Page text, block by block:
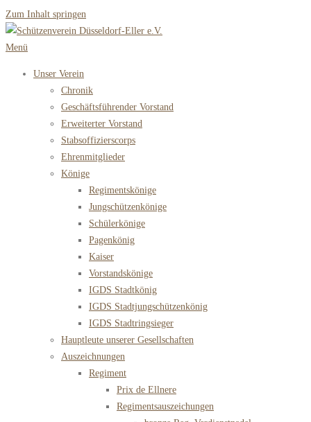
Zum Inhalt springen
Menü
Unser Verein
Chronik
Geschäftsführender Vorstand
Erweiterter Vorstand
Stabsoffizierscorps
Ehrenmitglieder
Könige
Regimentskönige
Jungschützenkönige
Schülerkönige
Pagenkönig
Kaiser
Vorstandskönige
IGDS Stadtkönig
IGDS Stadtjungschützenkönig
IGDS Stadtringsieger
Hauptleute unserer Gesellschaften
Auszeichnungen
Regiment
Prix de Ellnere
Regimentsauszeichungen